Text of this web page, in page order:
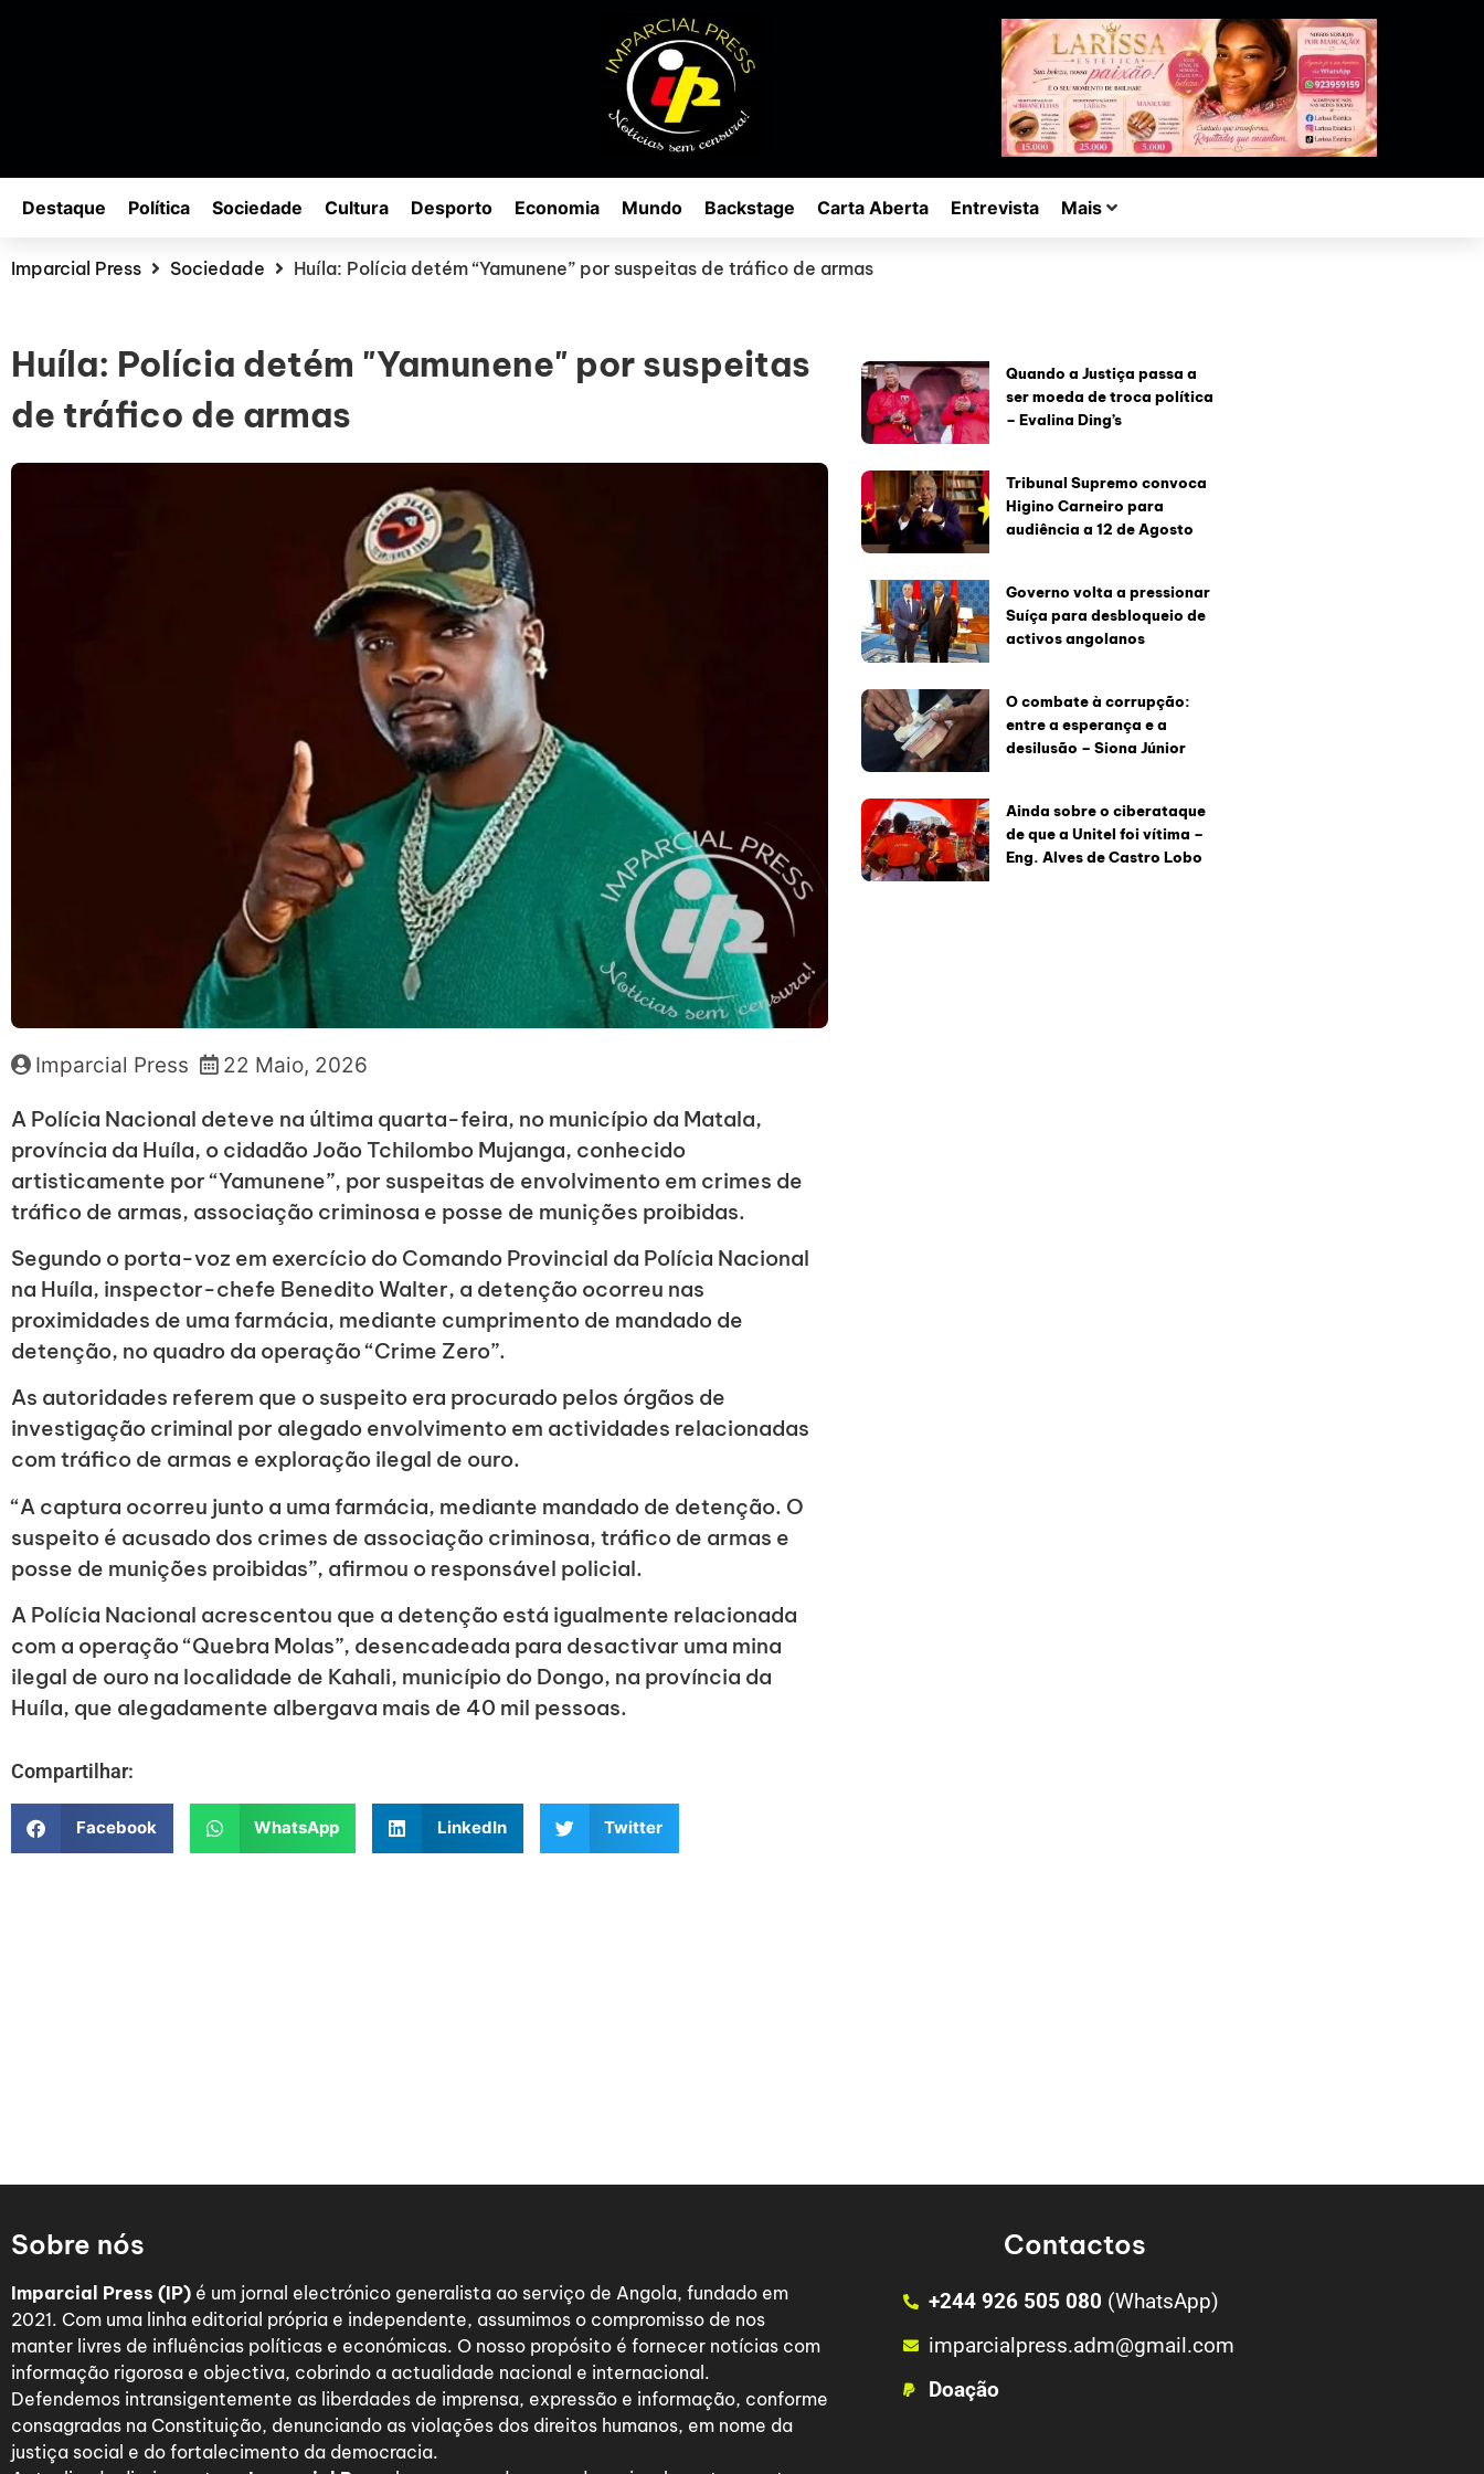
Destaque Política Sociedade Cultura Desporto Economia Mundo Backstage Carta Aberta Entrevista Mais
Imparcial Press Sociedade Huíla: Polícia detém “Yamunene” por suspeitas de tráfico de armas
Huíla: Polícia detém "Yamunene" por suspeitas
de tráfico de armas
Imparcial Press 22 Maio, 2026
A Polícia Nacional deteve na última quarta-feira, no município da Matala,
província da Huíla, o cidadão João Tchilombo Mujanga, conhecido
artisticamente por “Yamunene”, por suspeitas de envolvimento em crimes de
tráfico de armas, associação criminosa e posse de munições proibidas.
Segundo o porta-voz em exercício do Comando Provincial da Polícia Nacional
na Huíla, inspector-chefe Benedito Walter, a detenção ocorreu nas
proximidades de uma farmácia, mediante cumprimento de mandado de
detenção, no quadro da operação “Crime Zero”.
As autoridades referem que o suspeito era procurado pelos órgãos de
investigação criminal por alegado envolvimento em actividades relacionadas
com tráfico de armas e exploração ilegal de ouro.
“A captura ocorreu junto a uma farmácia, mediante mandado de detenção. O
suspeito é acusado dos crimes de associação criminosa, tráfico de armas e
posse de munições proibidas”, afirmou o responsável policial.
A Polícia Nacional acrescentou que a detenção está igualmente relacionada
com a operação “Quebra Molas”, desencadeada para desactivar uma mina
ilegal de ouro na localidade de Kahali, município do Dongo, na província da
Huíla, que alegadamente albergava mais de 40 mil pessoas.
Compartilhar:
Facebook WhatsApp LinkedIn Twitter
Quando a Justiça passa a
ser moeda de troca política
– Evalina Ding’s
Tribunal Supremo convoca
Higino Carneiro para
audiência a 12 de Agosto
Governo volta a pressionar
Suíça para desbloqueio de
activos angolanos
O combate à corrupção:
entre a esperança e a
desilusão – Siona Júnior
Ainda sobre o ciberataque
de que a Unitel foi vítima –
Eng. Alves de Castro Lobo
Sobre nós
Imparcial Press (IP) é um jornal electrónico generalista ao serviço de Angola, fundado em
2021. Com uma linha editorial própria e independente, assumimos o compromisso de nos
manter livres de influências políticas e económicas. O nosso propósito é fornecer notícias com
informação rigorosa e objectiva, cobrindo a actualidade nacional e internacional.
Defendemos intransigentemente as liberdades de imprensa, expressão e informação, conforme
consagradas na Constituição, denunciando as violações dos direitos humanos, em nome da
justiça social e do fortalecimento da democracia.
Contactos
+244 926 505 080 (WhatsApp)
imparcialpress.adm@gmail.com
Doação